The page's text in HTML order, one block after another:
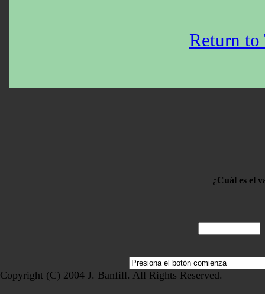
Return to
¿Cuál es el
Copyright (C) 2004 J. Banfill. All Rights Reserved.